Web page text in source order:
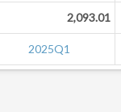
2,093.01
2025Q1